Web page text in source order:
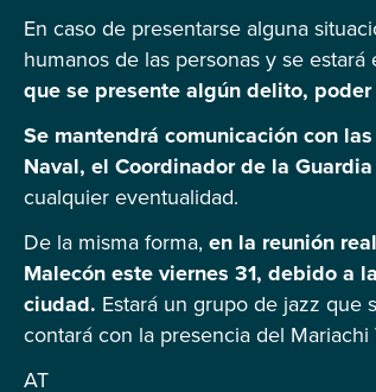
En caso de presentarse alguna
humanos de las personas y se
que se presente algún delito,
Se mantendrá comunicación con
Naval, el Coordinador de la
cualquier eventualidad.
De la misma forma, en la reunión
Malecón este viernes 31, debido a
ciudad. Estará un grupo de jazz que
contará con la presencia del
AT